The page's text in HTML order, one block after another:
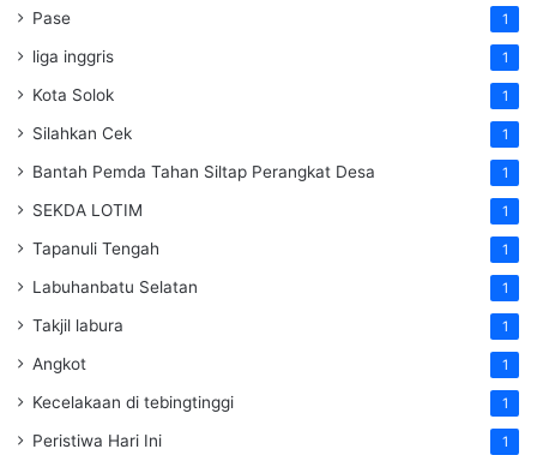
Pase 1
liga inggris 1
Kota Solok 1
Silahkan Cek 1
Bantah Pemda Tahan Siltap Perangkat Desa 1
SEKDA LOTIM 1
Tapanuli Tengah 1
Labuhanbatu Selatan 1
Takjil labura 1
Angkot 1
Kecelakaan di tebingtinggi 1
Peristiwa Hari Ini 1